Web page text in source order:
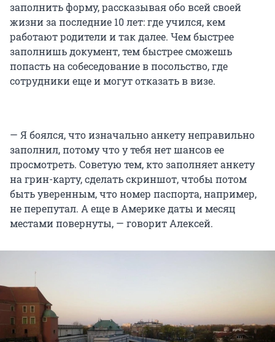
заполнить форму, рассказывая обо всей своей
жизни за последние 10 лет: где учился, кем
работают родители и так далее. Чем быстрее
заполнишь документ, тем быстрее сможешь
попасть на собеседование в посольство, где
сотрудники еще и могут отказать в визе.
— Я боялся, что изначально анкету неправильно
заполнил, потому что у тебя нет шансов ее
просмотреть. Советую тем, кто заполняет анкету
на грин-карту, сделать скриншот, чтобы потом
быть уверенным, что номер паспорта, например,
не перепутал. А еще в Америке даты и месяц
местами повернуты, — говорит Алексей.